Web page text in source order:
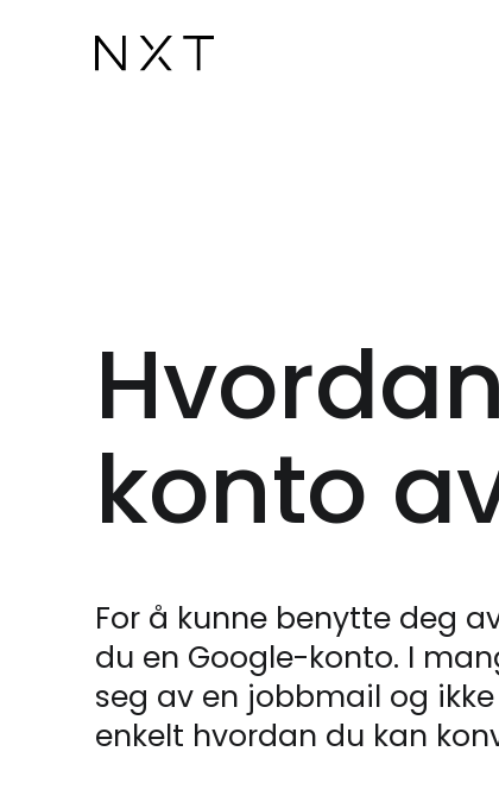
konto
For å kunne benytte deg
du en Google-konto. I
seg av en jobbmail og
enkelt hvordan du kan